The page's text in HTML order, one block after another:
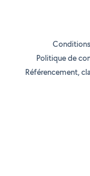
Politique de
Référencement,